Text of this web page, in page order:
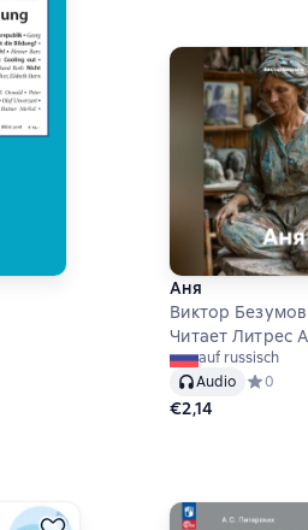
0 на основе 0 оценок
Аня
Виктор Безумов
Читает Литрес
auf russisch
Audio
0
€2,14